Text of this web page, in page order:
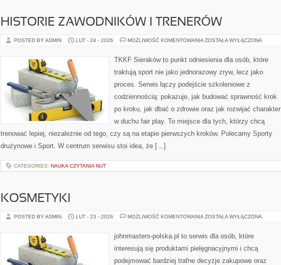
HISTORIE ZAWODNIKÓW I TRENERÓW
POSTED BY ADMIN LUT - 24 - 2026 MOŻLIWOŚĆ KOMENTOWANIA HISTORIE
TRENERÓW
ZOSTAŁA WYŁĄCZONA
TKKF Sieraków to punkt odniesienia dla osób, które
traktują sport nie jako jednorazowy zryw, lecz jako
proces. Serwis łączy podejście szkoleniowe z
codziennością: pokazuje, jak budować sprawność krok
po kroku, jak dbać o zdrowie oraz jak rozwijać charakter
w duchu fair play. To miejsce dla tych, którzy chcą
trenować lepiej, niezależnie od tego, czy są na etapie pierwszych kroków. Polecamy Sporty
drużynowe i Sport. W centrum serwisu stoi idea, że […]
CATEGORIES: NAUKA CZYTANIA NUT
KOSMETYKI
POSTED BY ADMIN LUT - 23 - 2026 MOŻLIWOŚĆ KOMENTOWANIA KOSMETYKI
ZOSTAŁA WYŁĄCZONA
johnmasters-polska.pl to serwis dla osób, które
interesują się produktami pielęgnacyjnymi i chcą
podejmować bardziej trafne decyzje zakupowe oraz